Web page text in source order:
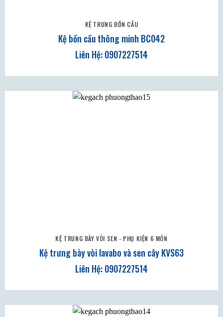
KỆ TRƯNG BỒN CẦU
Kệ bồn cầu thông minh BC042
KỆ TRƯNG BÀY VÒI SEN - PHỤ KIỆN 6 MÓN
Kệ trưng bày vòi lavabo và sen cây KVS63